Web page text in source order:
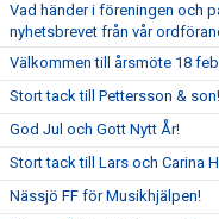
Vad händer i föreningen och
nyhetsbrevet från vår
Välkommen till årsmöte 18
Stort tack till Pettersson & son!
God Jul och Gott Nytt År!
Stort tack till Lars och Carina
Nässjö FF för Musikhjälpen!